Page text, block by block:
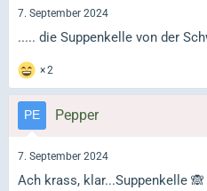
7. September 2024
..... die Suppenkelle von der
2
Pepper
7. September 2024
Ach krass, klar...Suppenkelle 🙈